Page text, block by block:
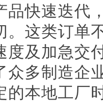
品快速迭代
。这类订单
度及加急交
众多制造企
的本地工厂